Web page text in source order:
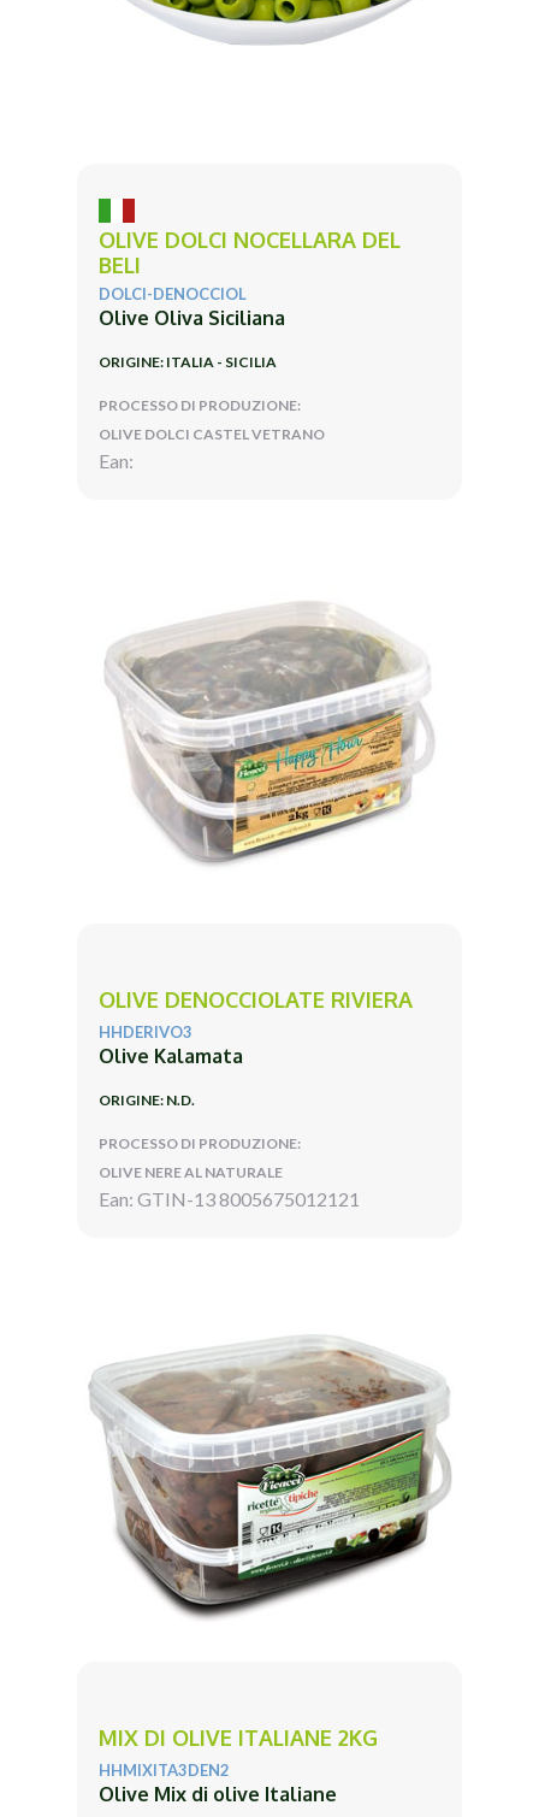
OLIVE DOLCI NOCELLARA DEL
BELI
DOLCI-DENOCCIOL
Olive Oliva Siciliana
ORIGINE: ITALIA - SICILIA
PROCESSO DI PRODUZIONE:
OLIVE DOLCI CASTEL VETRANO
Ean:
OLIVE DENOCCIOLATE RIVIERA
HHDERIVO3
Olive Kalamata
ORIGINE: N.D.
PROCESSO DI PRODUZIONE:
OLIVE NERE AL NATURALE
Ean: GTIN-13 8005675012121
MIX DI OLIVE ITALIANE 2KG
HHMIXITA3DEN2
Olive Mix di olive Italiane